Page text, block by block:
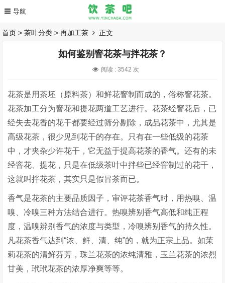
首页 >茶叶分类 >再加工茶 正文
如何鉴别窨花茶与拌花茶？
阅读 :3542 次
花茶是用茶坯（原料茶）和鲜花窨制而成的，俗称窨花茶。
花茶加工分为窨花和提花两道工艺进行。花茶经窨花后，已
经失去花香的花干都要经过筛分剔除，成品花茶中，尤其是
高级花茶，很少见到花干的存在。只有在一些低级的花茶
中，才夹杂少许花干，它无益于提高花茶的香气。还有的未
经窨花、提花，只是在低级茶叶中拌些已经窨制过的花干，
这就叫拌花茶，其实只是假冒茶而已。
香气是花茶的主要品质因子，审评花茶香气时，用热嗅、温
嗅、冷嗅三种方法结合进行。热嗅辨别香气高低和纯正程
度，温嗅辨别香气的浓度与类型，冷嗅辨别香气的持久性。
凡花茶香气达到“浓、鲜、清、纯”的，就为正宗上品。如茉
莉花茶的清鲜芬芳，珠兰花茶的浓纯清雅，玉兰花茶的浓烈
甘美，玳玳花茶的浓厚净爽等等。